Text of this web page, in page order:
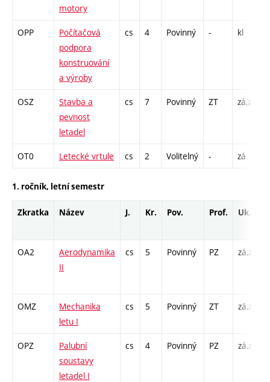
motory
OPP
Počítačová
podpora
konstruování
a výroby
cs 4 Povinný - kl
OSZ
Stavba a
pevnost
letadel
cs 7 Povinný ZT zá,zk
OT0 Letecké vrtule cs 2 Volitelný - zá
1. ročník, letní semestr
Zkratka Název J. Kr. Pov. Prof. Uk.
OA2
Aerodynamika
II
cs 5 Povinný PZ zá,zk
OMZ
Mechanika
letu I
cs 5 Povinný ZT zá,zk
OPZ
Palubní
soustavy
letadel I
cs 4 Povinný PZ zá,zk